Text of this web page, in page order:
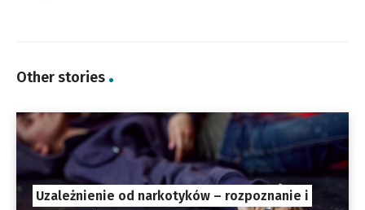
Other stories
Uzależnienie od narkotyków – rozpoznanie i